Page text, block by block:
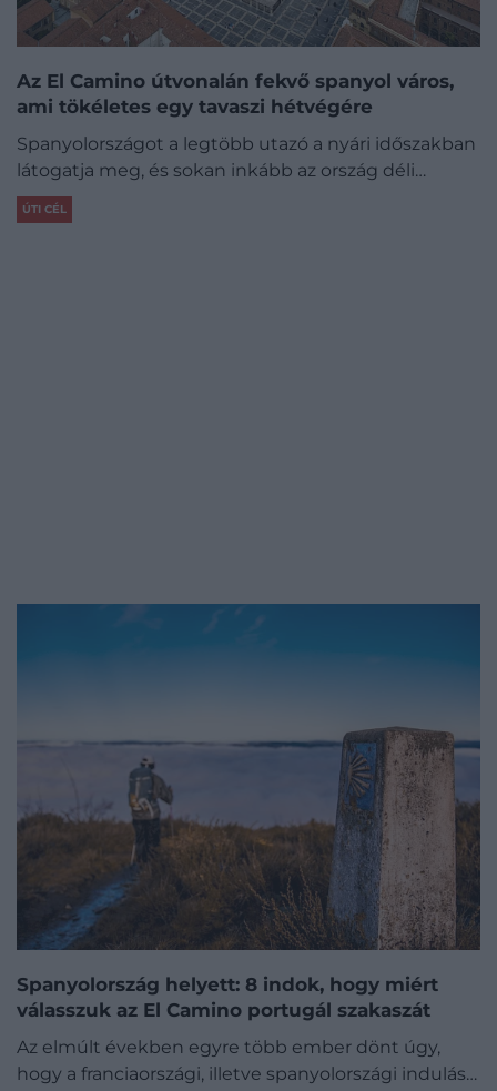
Az El Camino útvonalán fekvő spanyol város,
ami tökéletes egy tavaszi hétvégére
Spanyolországot a legtöbb utazó a nyári időszakban
látogatja meg, és sokan inkább az ország déli…
ÚTI CÉL
Spanyolország helyett: 8 indok, hogy miért
válasszuk az El Camino portugál szakaszát
Az elmúlt években egyre több ember dönt úgy,
hogy a franciaországi, illetve spanyolországi indulás…